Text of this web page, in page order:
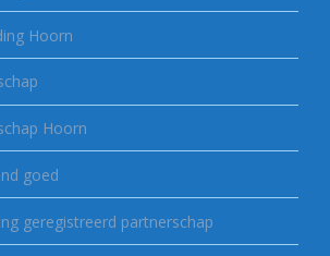
Hoorn
Hoorn
goed
geregistreerd partnerschap